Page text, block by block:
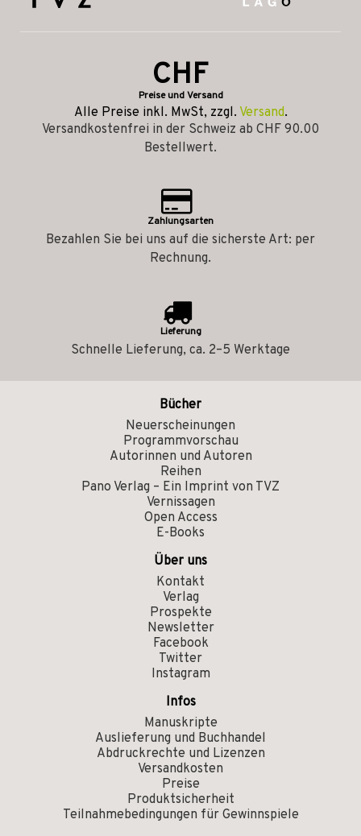
CHF
Preise und Versand
Alle Preise inkl. MwSt, zzgl. Versand.
Versandkostenfrei in der Schweiz ab CHF 90.00
Bestellwert.
Zahlungsarten
Bezahlen Sie bei uns auf die sicherste Art: per
Rechnung.
Lieferung
Schnelle Lieferung, ca. 2–5 Werktage
Bücher
Neuerscheinungen
Programmvorschau
Autorinnen und Autoren
Reihen
Pano Verlag – Ein Imprint von TVZ
Vernissagen
Open Access
E-Books
Über uns
Kontakt
Verlag
Prospekte
Newsletter
Facebook
Twitter
Instagram
Infos
Manuskripte
Auslieferung und Buchhandel
Abdruckrechte und Lizenzen
Versandkosten
Preise
Produktsicherheit
Teilnahmebedingungen für Gewinnspiele